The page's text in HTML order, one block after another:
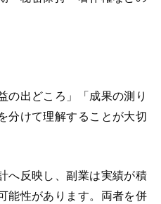
の出どころ」「成果の測り
分けて理解することが大切
へ反映し、副業は実績が積
能性があります。両者を併